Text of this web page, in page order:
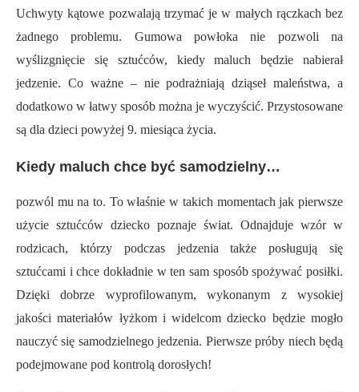
Uchwyty kątowe pozwalają trzymać je w małych rączkach bez
żadnego problemu. Gumowa powłoka nie pozwoli na
wyślizgnięcie się sztućców, kiedy maluch będzie nabierał
jedzenie. Co ważne – nie podrażniają dziąseł maleństwa, a
dodatkowo w łatwy sposób można je wyczyścić. Przystosowane
są dla dzieci powyżej 9. miesiąca życia.
Kiedy maluch chce być samodzielny…
pozwól mu na to. To właśnie w takich momentach jak pierwsze
użycie sztućców dziecko poznaje świat. Odnajduje wzór w
rodzicach, którzy podczas jedzenia także posługują się
sztućcami i chce dokładnie w ten sam sposób spożywać posiłki.
Dzięki dobrze wyprofilowanym, wykonanym z wysokiej
jakości materiałów łyżkom i widelcom dziecko będzie mogło
nauczyć się samodzielnego jedzenia. Pierwsze próby niech będą
podejmowane pod kontrolą dorosłych!